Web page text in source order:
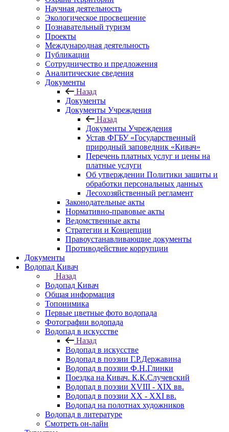
Научная деятельность
Экологическое просвещение
Познавательный туризм
Проекты
Международная деятельность
Публикации
Сотрудничество и предложения
Аналитические сведения
Документы
Назад
Документы
Документы Учреждения
Назад
Документы Учреждения
Устав ФГБУ «Государственный
природный заповедник «Кивач»
Перечень платных услуг и цены на
платные услуги
Об утверждении Политики защиты и
обработки персональных данных
Лесохозяйственный регламент
Законодательные акты
Нормативно-правовые акты
Ведомственные акты
Стратегии и Концепции
Правоустанавливающие документы
Противодействие коррупции
Документы
Водопад Кивач
Назад
Водопад Кивач
Общая информация
Топонимика
Первые цветные фото водопада
Фотографии водопада
Водопад в искусстве
Назад
Водопад в искусстве
Водопад в поэзии Г.Р.Державина
Водопад в поэзии Ф.Н.Глинки
Поездка на Кивач. К.К.Случевский
Водопад в поэзии XVIII - XIX вв.
Водопад в поэзии XX - XXI вв.
Водопад на полотнах художников
Водопад в литературе
Смотреть он-лайн